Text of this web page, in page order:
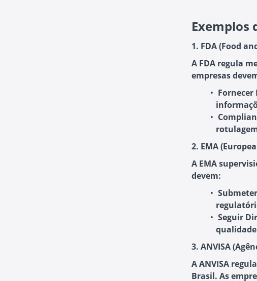
Exemplos
1. FDA (Food
A FDA regula
empresas
Fornecer
2. EMA
A EMA
devem:
Seguir
3. ANVISA
A ANVISA
Brasil. As